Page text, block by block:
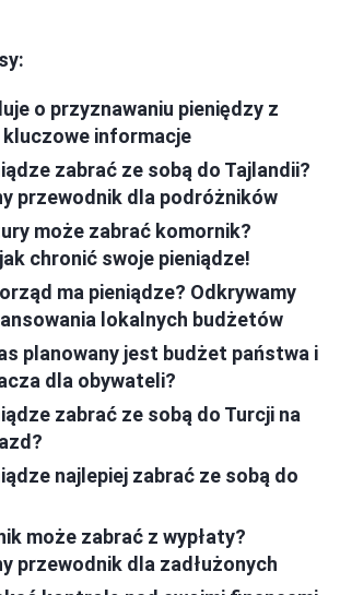
o przyznawaniu pieniędzy z
kluczowe informacje
zabrać ze sobą do Tajlandii?
przewodnik dla podróżników
może zabrać komornik?
chronić swoje pieniądze!
ma pieniądze? Odkrywamy
lokalnych budżetów
planowany jest budżet państwa i
dla obywateli?
zabrać ze sobą do Turcji na
najlepiej zabrać ze sobą do
może zabrać z wypłaty?
przewodnik dla zadłużonych